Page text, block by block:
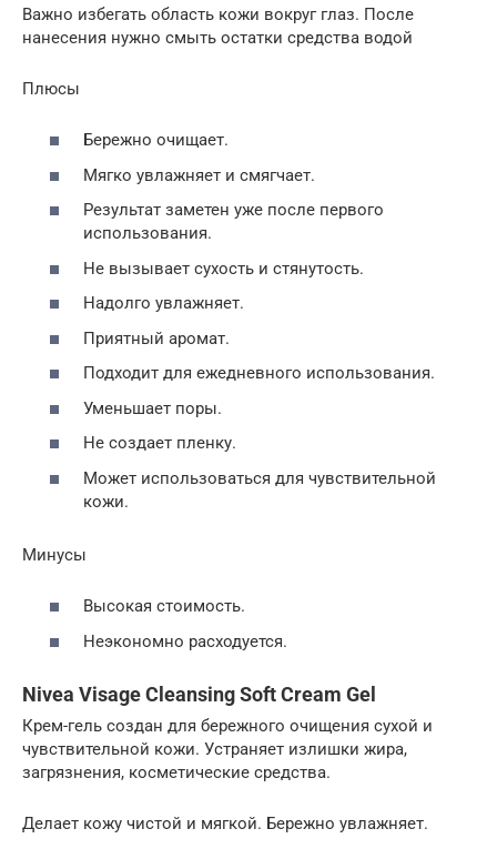
Важно избегать область кожи вокруг глаз. После
нанесения нужно смыть остатки средства водой
Плюсы
Бережно очищает.
Мягко увлажняет и смягчает.
Результат заметен уже после первого
использования.
Не вызывает сухость и стянутость.
Надолго увлажняет.
Приятный аромат.
Подходит для ежедневного использования.
Уменьшает поры.
Не создает пленку.
Может использоваться для чувствительной
кожи.
Минусы
Высокая стоимость.
Неэкономно расходуется.
Nivea Visage Cleansing Soft Cream Gel
Крем-гель создан для бережного очищения сухой и
чувствительной кожи. Устраняет излишки жира,
загрязнения, косметические средства.
Делает кожу чистой и мягкой. Бережно увлажняет.